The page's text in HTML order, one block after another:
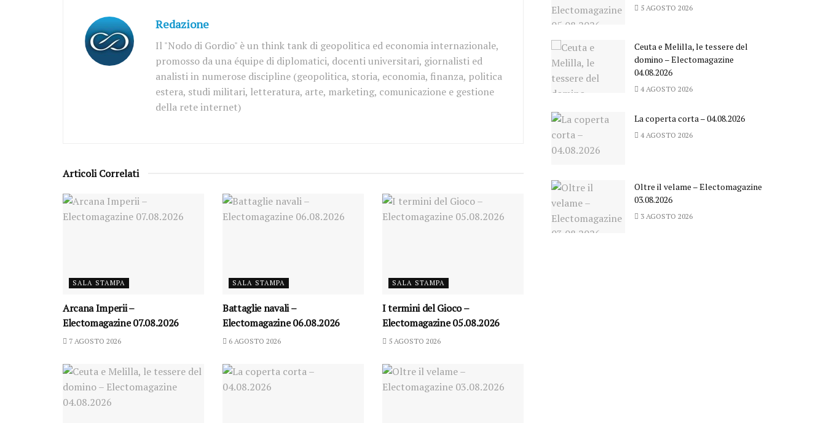
Redazione
Il "Nodo di Gordio" è un think tank di geopolitica ed economia internazionale,
promosso da una équipe di diplomatici, docenti universitari, giornalisti ed
analisti in numerose discipline (geopolitica, storia, economia, finanza, politica
estera, studi militari, letteratura, arte, marketing, comunicazione e gestione
della rete internet)
Articoli Correlati
SALA STAMPA
Arcana Imperii –
Electomagazine 07.08.2026
7 AGOSTO 2026
SALA STAMPA
Battaglie navali –
Electomagazine 06.08.2026
6 AGOSTO 2026
SALA STAMPA
I termini del Gioco –
Electomagazine 05.08.2026
5 AGOSTO 2026
5 AGOSTO 2026
Ceuta e Melilla, le tessere del
domino – Electomagazine
04.08.2026
4 AGOSTO 2026
La coperta corta – 04.08.2026
4 AGOSTO 2026
Oltre il velame – Electomagazine
03.08.2026
3 AGOSTO 2026